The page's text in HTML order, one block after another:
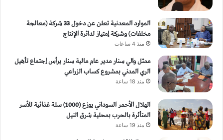
الموارد المعدنية تعلن عن دخول 33 شركة (معالجة
مخلفات) وشركة إمتياز لدائرة الإنتاج
منذ 4 ساعات
ممثل والي سنار مدير عام مالية سنار يرأس إجتماع تأهيل
الري المدني بمشروع كساب الزراعي
منذ 18 ساعة
الهلال الأحمر السوداني يوزع (1000) سلة غذائية للأسر
المتأثرة بالحرب بمحلية شرق النيل
منذ 19 ساعة